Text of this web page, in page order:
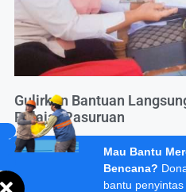
Gulirkan Bantuan
Pelajar Pasuruan
Mau Bantu
Bencana?
bantu